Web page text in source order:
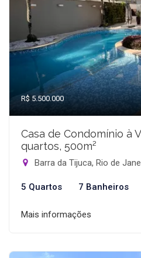
R$ 5.500.000
Casa de Condomínio à
quartos, 500m²
Barra da Tijuca, Rio de
5 Quartos 7 Banheiros
Mais informações